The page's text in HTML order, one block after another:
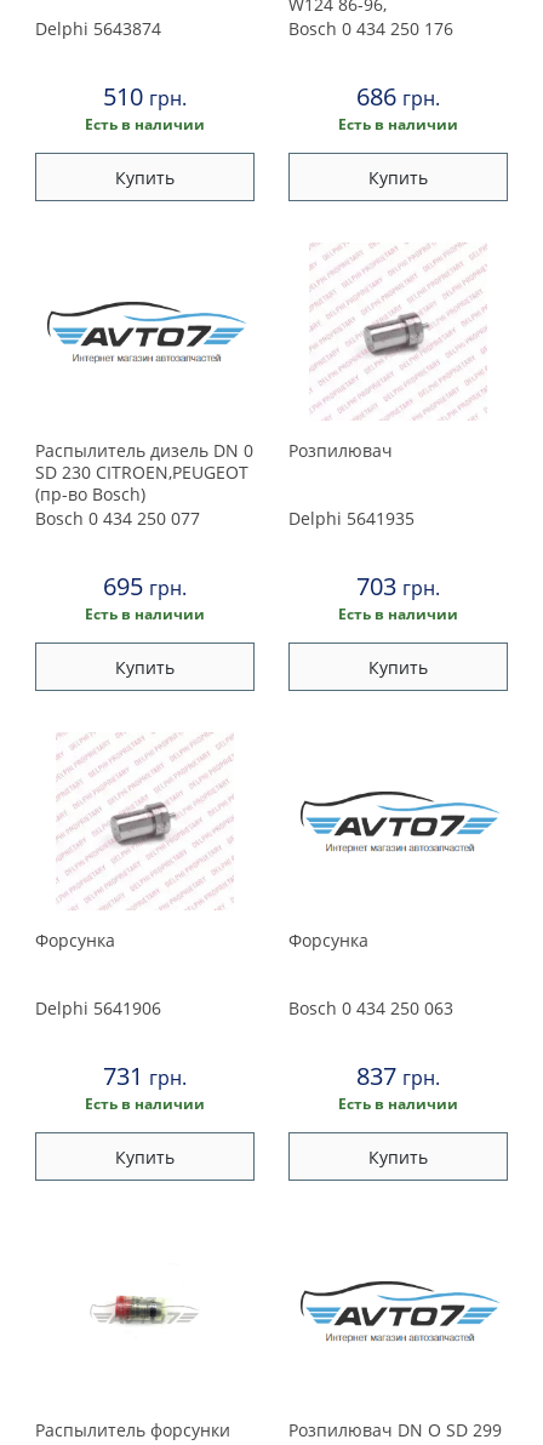
Renault
Rover
Seat
Skoda
Subaru
Toyota
Volkswagen
Volvo
Delphi 5643874
510 грн.
Есть в наличии
Купить
Bosch 0 434 250 176
686 грн.
Есть в наличии
Купить
Распылитель дизель DN 0
SD 230 CITROEN,PEUGEOT
(пр-во Bosch)
Bosch 0 434 250 077
695 грн.
Есть в наличии
Купить
Розпилювач
Delphi 5641935
703 грн.
Есть в наличии
Купить
Форсунка
Delphi 5641906
731 грн.
Есть в наличии
Купить
Форсунка
Bosch 0 434 250 063
837 грн.
Есть в наличии
Купить
Распылитель форсунки
Розпилювач DN O SD 299